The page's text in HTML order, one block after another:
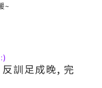
~
訓足成晚, 完